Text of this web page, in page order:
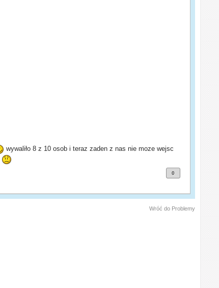
wywaliło 8 z 10 osob i teraz zaden z nas nie moze wejsc
0
Wróć do Problemy